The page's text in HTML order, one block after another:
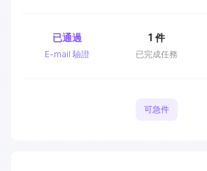
E-mail 驗證
已通過
已完成任務
1 件
可急件